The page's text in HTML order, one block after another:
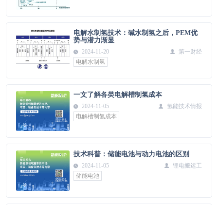
电解水制氢技术：碱水制氢之后，PEM优
势与潜力渐显
2024-11-20
第一财经
电解水制氢
一文了解各类电解槽制氢成本
2024-11-05
氢能技术情报
电解槽制氢成本
技术科普：储能电池与动力电池的区别
2024-11-05
锂电搬运工
储能电池